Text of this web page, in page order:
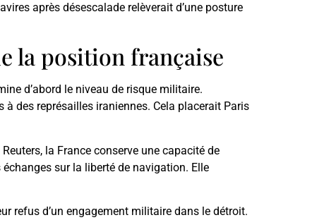
après désescalade relèverait d’une posture
la position française
d’abord le niveau de risque militaire.
des représailles iraniennes. Cela placerait Paris
la France conserve une capacité de
sur la liberté de navigation. Elle
refus d’un engagement militaire dans le détroit.